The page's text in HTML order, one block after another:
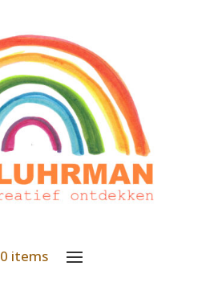
0 items